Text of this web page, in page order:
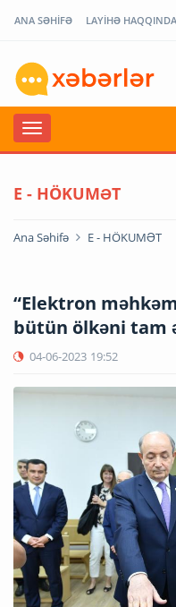
ANA SƏHİFƏ LAYİHƏ HAQQINDA
E - HÖKUMƏT
Ana Səhifə E - HÖKUMƏT
“Elektron
bütün ölkəni tam
04-06-2023 19:52